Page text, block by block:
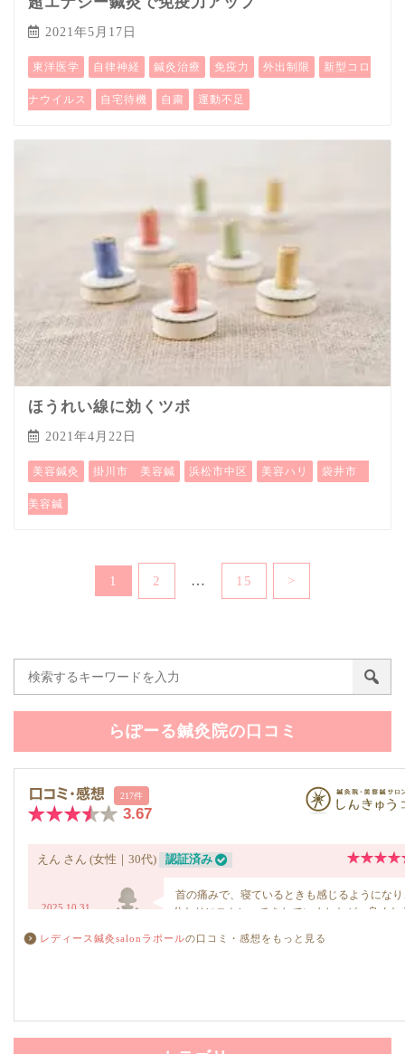
2021年5月17日
東洋医学 自律神経 鍼灸治療 免疫力 外出制限 新型コロ
ナウイルス 自宅待機 自粛 運動不足
ほうれい線に効くツボ
2021年4月22日
美容鍼灸 掛川市 美容鍼 浜松市中区 美容ハリ 袋井市
美容鍼
1 2 … 15 >
らぽーる鍼灸院の口コミ
レディース鍼灸salonラポールの口コミ・感想をもっと見る